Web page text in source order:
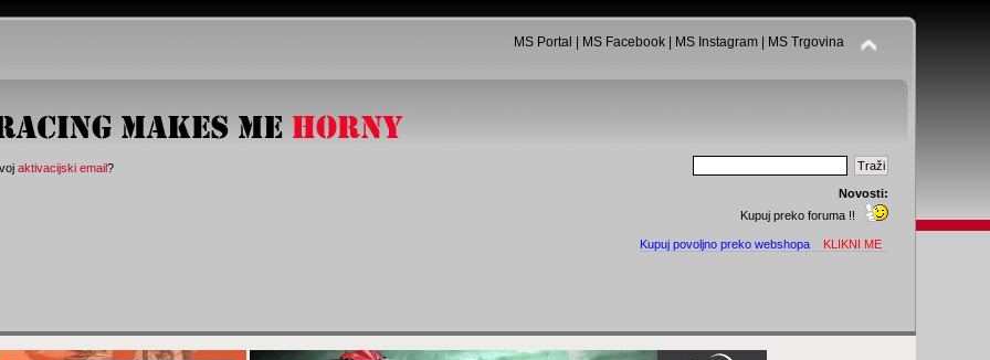
MS Portal MS Facebook| MS Instagram| MS Trgovina
aktivacijski email?
Novosti:
Kupuj preko foruma !!
Kupuj povoljno preko webshopa KLIKNI ME